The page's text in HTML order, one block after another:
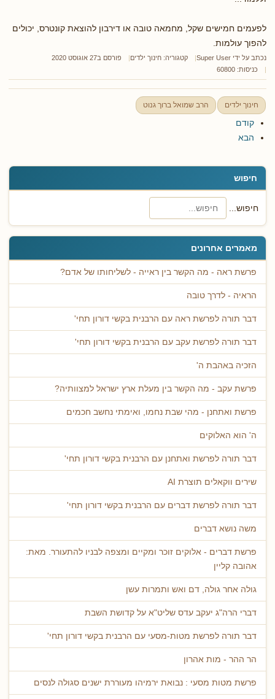
חיפוש
חיפוש...
מאמרים אחרונים
פרשת ראה - מה הקשר בין ראייה - לשליחותו של אדם?
הראיה - לדרך טובה
דבר תורה לפרשת ראה עם הרבנית בקשי דורון תחי'
דבר תורה לפרשת עקב עם הרבנית בקשי דורון תחי'
הזכיה באהבת ה'
פרשת עקב - מה הקשר בין מעלת ארץ ישראל למצוותיה?
פרשת ואתחנן - מהי שבת נחמו, ואימתי נחשב חכמים
ה' הוא האלוקים
דבר תורה לפרשת ואתחנן עם הרבנית בקשי דורון תחי'
שירים ווקאלים תוצרת AI
דבר תורה לפרשת דברים עם הרבנית בקשי דורון תחי'
משה נושא דברים
פרשת דברים - אלוקים זוכר ומקיים ומצפה לבניו להתעורר. מאת:
אהובה קליין
גולה אחר גולה, דם ואש ותמרות עשן
דברי הרה"ג יעקב עדס שליט"א על קדושת השבת
דבר תורה לפרשת מטות-מסעי עם הרבנית בקשי דורון תחי'
הר ההר - מות אהרון
פרשת מטות מסעי : נבואת ירמיהו מעוררת ישנים סגולה לנסים
לפעמים חמישים שקל, מחמאה טובה או דירבון להוצאת קונטרס, יכולים
להפוך עולמות.
נכתב על ידי Super User קטגוריה: חינוך ילדים
פורסם ב27 אוגוסט 2020
כניסות: 60800
חינוך ילדים הרב שמואל ברוך גנוט
קודם
הבא